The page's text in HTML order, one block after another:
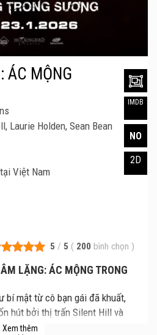
5 / 5 ( 200 bình chọn )
LẶNG: ÁC MỘNG TRONG
bí mật từ cô bạn gái đã khuất,
hút bởi thị trấn Silent Hill và
xưa kia thân thuộc nay ngập
Xem thêm
ÁC MỘNG
Laurie Holden, Sean Bean
Việt Nam
IMDB
NO
2D